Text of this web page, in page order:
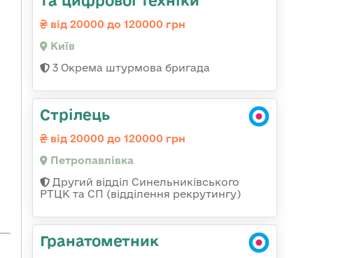
від 20000 до 120000 грн
Київ
3 Окрема штурмова бригада
Стрілець
від 20000 до 120000 грн
Петропавлівка
Другий відділ Синельниківського
РТЦК та СП (відділення рекрутингу)
Гранатометник